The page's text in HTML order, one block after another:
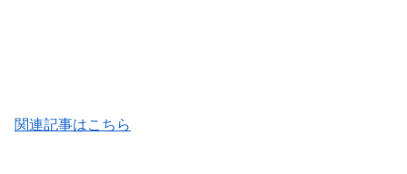
関連記事はこちら